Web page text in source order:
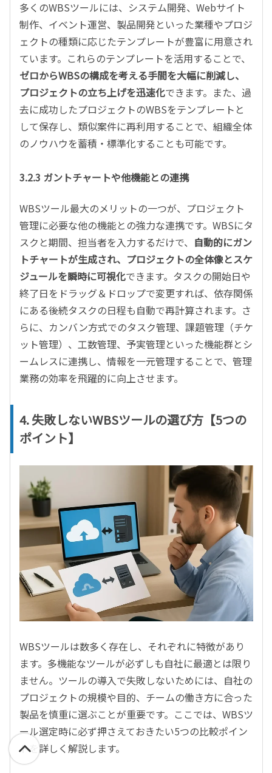
多くのWBSツールには、システム開発、Webサイト
制作、イベント運営、製品開発といった業種やプロジ
ェクトの種類に応じたテンプレートが豊富に用意され
ています。これらのテンプレートを活用することで、
ゼロからWBSの構成を考える手間を大幅に削減し、
プロジェクトの立ち上げを迅速化できます。また、過
去に成功したプロジェクトのWBSをテンプレートと
して保存し、類似案件に再利用することで、組織全体
のノウハウを蓄積・標準化することも可能です。
3.2.3 ガントチャートや他機能との連携
WBSツール最大のメリットの一つが、プロジェクト
管理に必要な他の機能との強力な連携です。WBSにタ
スクと期間、担当者を入力するだけで、 自動的にガン
トチャートが生成され、プロジェクトの全体像とスケ
ジュールを瞬時に可視化できます。タスクの開始日や
終了日をドラッグ＆ドロップで変更すれば、依存関係
にある後続タスクの日程も自動で再計算されます。さ
らに、カンバン方式でのタスク管理、課題管理（チケ
ット管理）、工数管理、予実管理といった機能群とシ
ームレスに連携し、情報を一元管理することで、管理
業務の効率を飛躍的に向上させます。
4. 失敗しないWBSツールの選び方【5つの
ポイント】
WBSツールは数多く存在し、それぞれに特徴があり
ます。多機能なツールが必ずしも自社に最適とは限り
ません。ツールの導入で失敗しないためには、自社の
プロジェクトの規模や目的、チームの働き方に合った
製品を慎重に選ぶことが重要です。ここでは、WBSツ
ール選定時に必ず押さえておきたい5つの比較ポイン
トを詳しく解説します。